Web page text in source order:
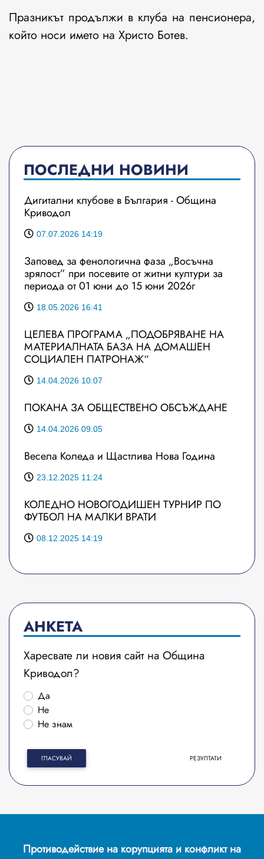
Празникът продължи в клуба на пенсионера,
който носи името на Христо Ботев.
ПОСЛЕДНИ НОВИНИ
Дигитални клубове в България - Община
Криводол
07.07.2026 14:19
Заповед за фенологична фаза „Восъчна
зрялост” при посевите от житни култури за
периода от 01 юни до 15 юни 2026г
18.05.2026 16:41
ЦЕЛЕВА ПРОГРАМА „ПОДОБРЯВАНЕ НА
МАТЕРИАЛНАТА БАЗА НА ДОМАШЕН
СОЦИАЛЕН ПАТРОНАЖ“
14.04.2026 10:07
ПОКАНА ЗА ОБЩЕСТВЕНО ОБСЪЖДАНЕ
14.04.2026 09:05
Весела Коледа и Щастлива Нова Година
23.12.2025 11:24
КОЛЕДНО НОВОГОДИШЕН ТУРНИР ПО
ФУТБОЛ НА МАЛКИ ВРАТИ
08.12.2025 14:19
АНКЕТА
Харесвате ли новия сайт на Община
Криводол?
Да
Не
Не знам
ГЛАСУВАЙ РЕЗУЛТАТИ
Противодействие на корупцията и конфликт на